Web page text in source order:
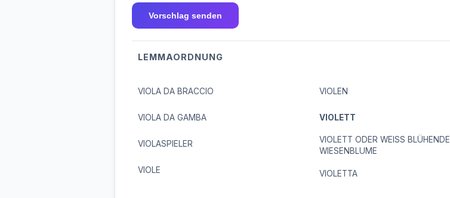
Vorschlag senden
LEMMAORDNUNG
VIOLA DA BRACCIO
VIOLA DA GAMBA
VIOLASPIELER
VIOLE
VIOLEN
VIOLETT
VIOLETT ODER WEISS BLÜHENDE
WIESENBLUME
VIOLETTA